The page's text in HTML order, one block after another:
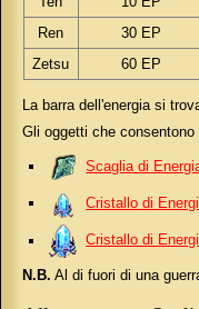
Ren
30 EP
Zetsu
60 EP
La barra dell'energia si
Gli oggetti che
Scaglia di
Cristallo di
Cristallo di
N.B. Al di fuori di una